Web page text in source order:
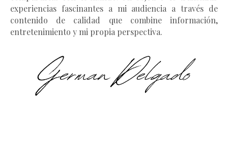
experiencias fascinantes a mi audiencia a través de
contenido de calidad que combine información,
entretenimiento y mi propia perspectiva.